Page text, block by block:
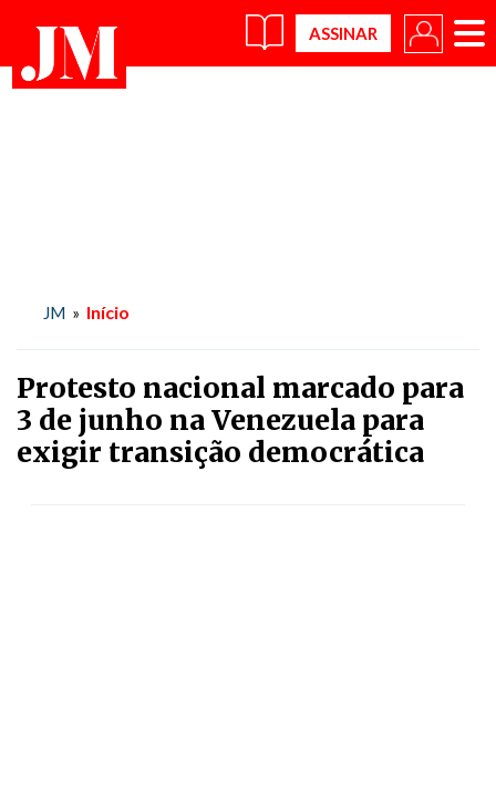
×
JM » Início
Protesto nacional marcado para
3 de junho na Venezuela para
exigir transição democrática